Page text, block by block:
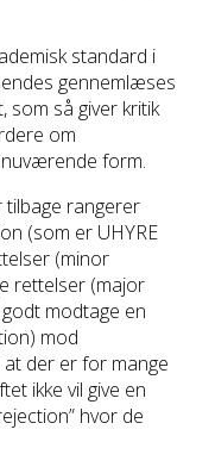
standard i
gennemlæses
som så giver kritik
om
form.
rangerer
(som er UHYRE
(minor
rettelser (major
modtage en
mod
der er for mange
ikke vil give en
hvor de